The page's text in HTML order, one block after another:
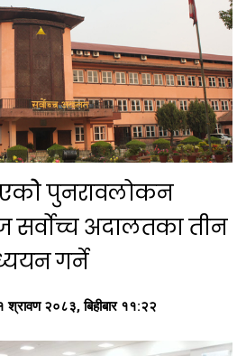
पुनरावलोकन
सर्वोच्च अदालतका तीन
गर्ने
श्रावण २०८३, बिहीबार ११:२२